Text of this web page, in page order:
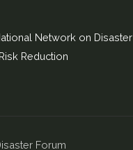
Network on Disaster
Reduction
Forum